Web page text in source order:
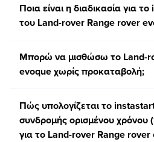
Ποια είναι η διαδικασία για
του Land-rover Range rover
Μπορώ να μισθώσω το Land-
evoque χωρίς προκαταβολή;
Πώς υπολογίζεται το
συνδρομής ορισμένου
για το Land-rover Range